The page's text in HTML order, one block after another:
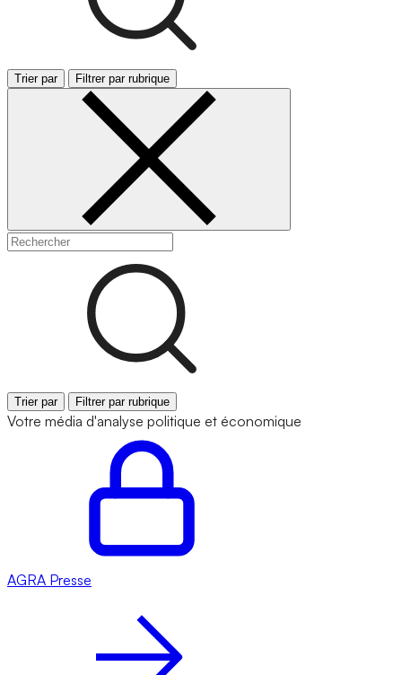
Trier par Filtrer par rubrique
Trier par Filtrer par rubrique
Votre média d'analyse politique et économique
AGRA Presse